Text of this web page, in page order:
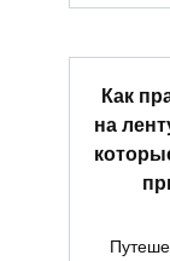
Как
на